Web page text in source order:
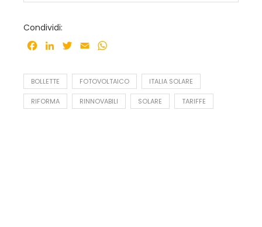
Condividi:
Facebook
LinkedInTwitter
Email
BOLLETTE FOTOVOLTAICO ITALIA SOLARE
RIFORMA RINNOVABILI SOLARE TARIFFE